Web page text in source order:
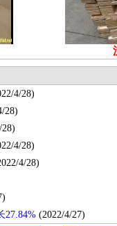
4/28)
28)
4/28)
4/28)
27.84% (2022/4/27)